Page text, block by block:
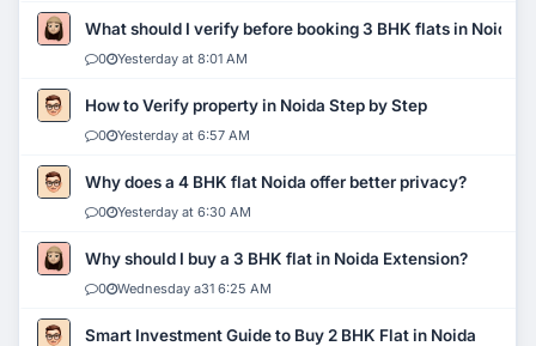
What should I verify before booking 3 BHK flats in Noida?
0 Yesterday at 8:01 AM
How to Verify property in Noida Step by Step
0 Yesterday at 6:57 AM
Why does a 4 BHK flat Noida offer better privacy?
0 Yesterday at 6:30 AM
Why should I buy a 3 BHK flat in Noida Extension?
0 Wednesday a31 6:25 AM
Smart Investment Guide to Buy 2 BHK Flat in Noida